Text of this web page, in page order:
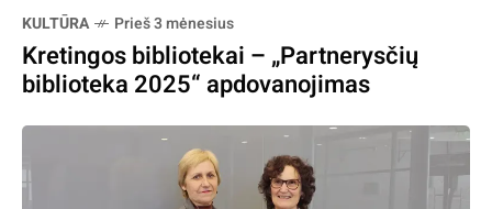
KULTŪRA Prieš 3 mėnesius
Kretingos bibliotekai – „Partnerysčių
biblioteka 2025“ apdovanojimas